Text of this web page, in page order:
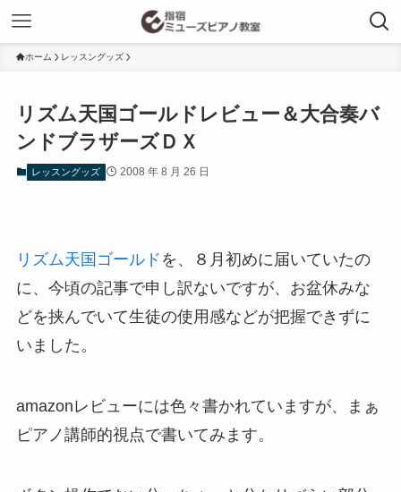
ホーム レッスングッズ
リズム天国ゴールドレビュー＆大合奏バ
ンドブラザーズＤＸ
レッスングッズ 2008 年 8 月 26 日
リズム天国ゴールド を、８月初めに届いていたの
に、今頃の記事で申し訳ないですが、お盆休みな
どを挟んでいて生徒の使用感などが把握できずに
いました。
amazonレビューには色々書かれていますが、まぁ
ピアノ講師的視点で書いてみます。